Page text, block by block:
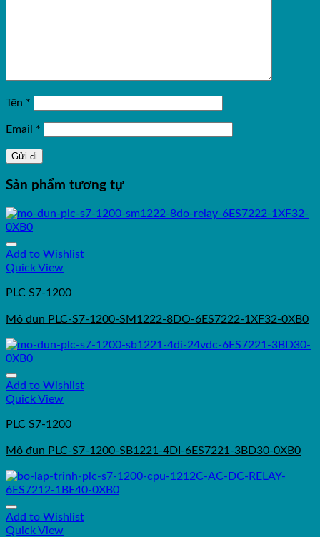
Tên *
Email *
Sản phẩm tương tự
Add to Wishlist
Quick View
PLC S7-1200
Mô đun PLC-S7-1200-SM1222-8DO-6ES7222-1XF32-0XB0
Add to Wishlist
Quick View
PLC S7-1200
Mô đun PLC-S7-1200-SB1221-4DI-6ES7221-3BD30-0XB0
Add to Wishlist
Quick View